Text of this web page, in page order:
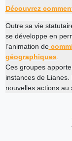
Découvrez
Outre sa vie
se développe en
l’animation de
géographiques.
Ces groupes
instances de
nouvelles actions au